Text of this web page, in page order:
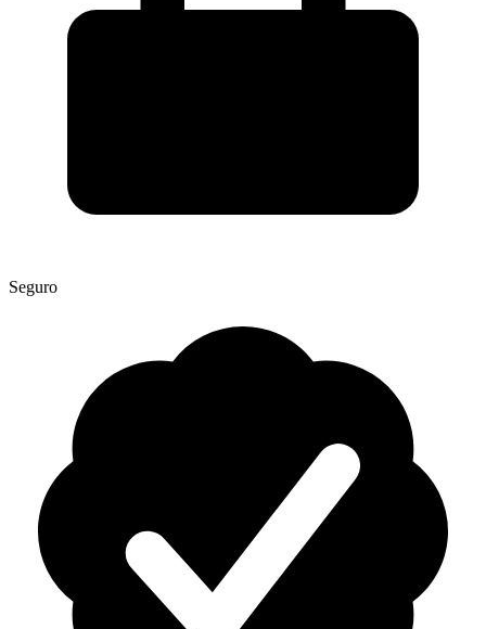
Seguro